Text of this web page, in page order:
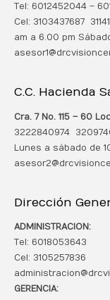
Tel: 6012452044 –
Cel: 3103437687
am a 6.00 pm
C.C. Hacienda
Cra. 7 No. 115 – 60
3222840974
Lunes a sábado de
Dirección
ADMINISTRACION:
Tel: 6018053643
Cel: 3105257836
GERENCIA: